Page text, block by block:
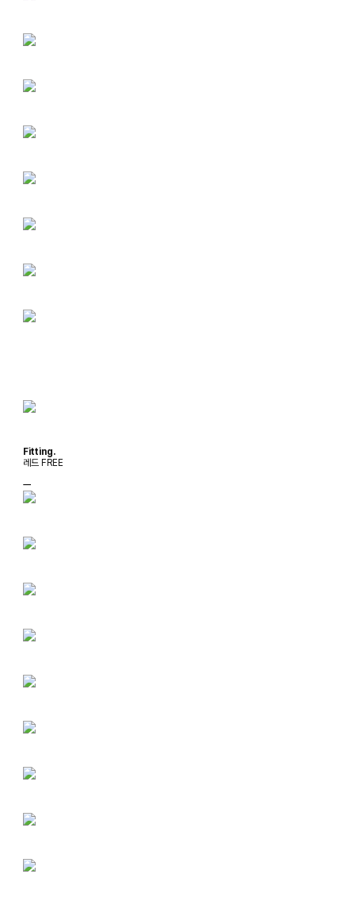
Fitting.
레드 FREE
ㅡ